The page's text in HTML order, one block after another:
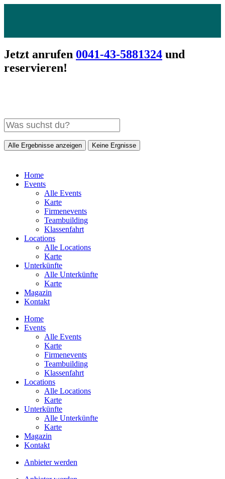
Jetzt anrufen 0041-43-5881324 und
reservieren!
Alle Ergebnisse anzeigen Keine Ergnisse
Home
Events
Alle Events
Karte
Firmenevents
Teambuilding
Klassenfahrt
Locations
Alle Locations
Karte
Unterkünfte
Alle Unterkünfte
Karte
Magazin
Kontakt
Home
Events
Alle Events
Karte
Firmenevents
Teambuilding
Klassenfahrt
Locations
Alle Locations
Karte
Unterkünfte
Alle Unterkünfte
Karte
Magazin
Kontakt
Anbieter werden